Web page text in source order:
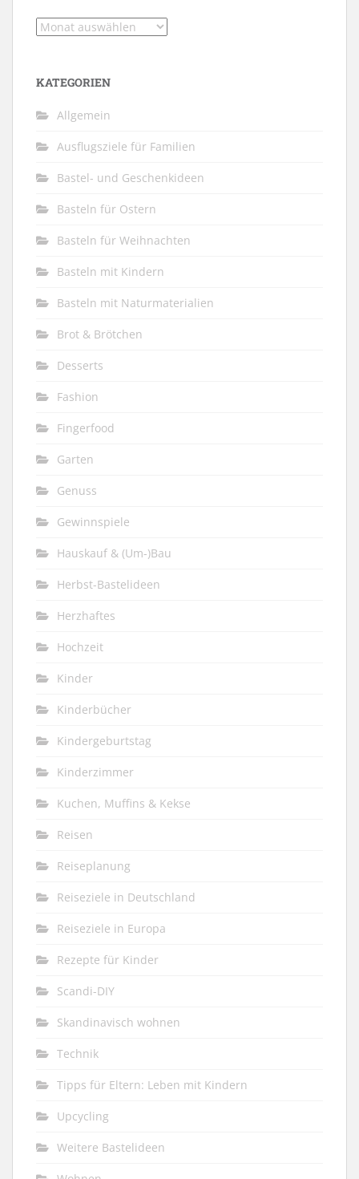
Archiv
KATEGORIEN
Allgemein
Ausflugsziele für Familien
Bastel- und Geschenkideen
Basteln für Ostern
Basteln für Weihnachten
Basteln mit Kindern
Basteln mit Naturmaterialien
Brot & Brötchen
Desserts
Fashion
Fingerfood
Garten
Genuss
Gewinnspiele
Hauskauf & (Um-)Bau
Herbst-Bastelideen
Herzhaftes
Hochzeit
Kinder
Kinderbücher
Kindergeburtstag
Kinderzimmer
Kuchen, Muffins & Kekse
Reisen
Reiseplanung
Reiseziele in Deutschland
Reiseziele in Europa
Rezepte für Kinder
Scandi-DIY
Skandinavisch wohnen
Technik
Tipps für Eltern: Leben mit Kindern
Upcycling
Weitere Bastelideen